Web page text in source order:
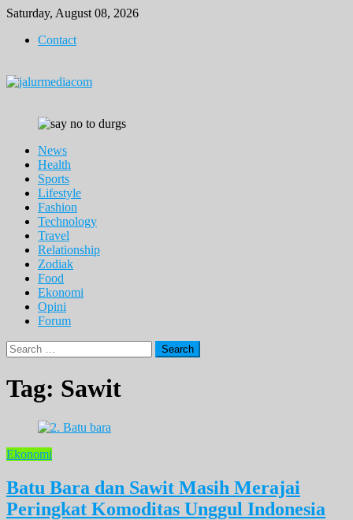
Skip
content
Saturday, August 08, 2026
Contact
News
Health
Sports
Lifestyle
Fashion
Technology
Travel
Relationship
Zodiak
Food
Ekonomi
Opini
Forum
Search
for:
Tag: Sawit
Ekonomi
Batu Bara dan Sawit Masih Merajai
Peringkat Komoditas Unggul Indonesia